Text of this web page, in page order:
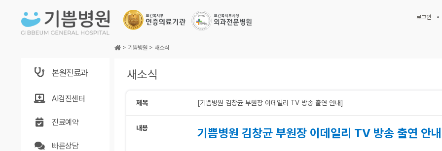
로그인
본원진료과
AI검진센터
진료예약
빠른상담
> 기쁨병원 > 새소식
새소식
제목 [기쁨병원 김창균 부원장 이데일리 TV 방송 출연 안내]
내용 기쁨병원 김창균 부원장 이데일리 TV 방송 출연 안내